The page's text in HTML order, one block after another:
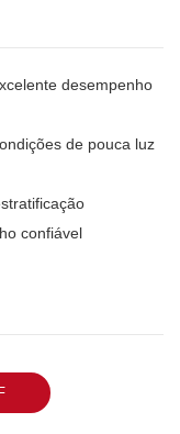
desempenho
de pouca luz
confiável